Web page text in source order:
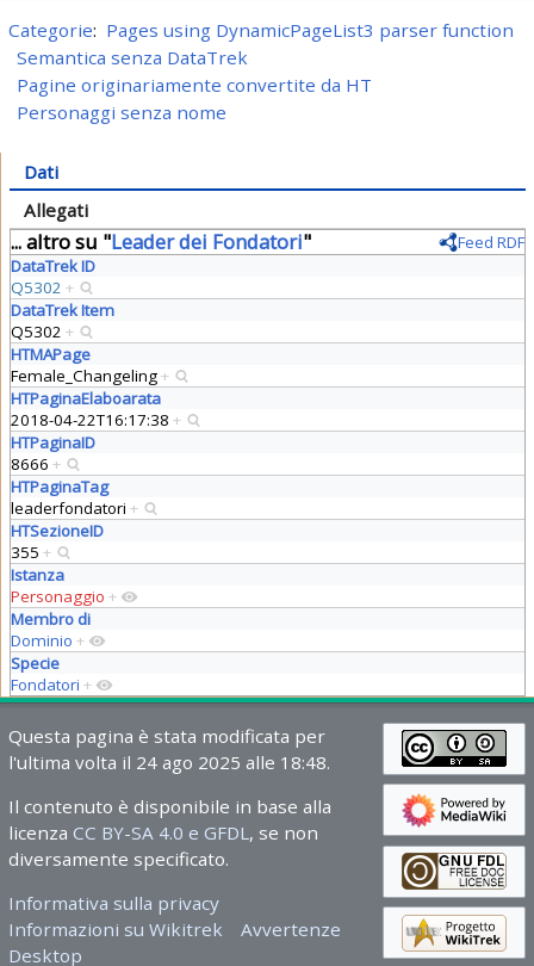
Categorie: Pages using DynamicPageList3 parser function
Semantica senza DataTrek
Pagine originariamente convertite da HT
Personaggi senza nome
Dati
Allegati
... altro su "Leader dei Fondatori"
Feed RDF
DataTrek ID
Q5302 +
DataTrek Item
Q5302 +
HTMAPage
Female_Changeling+
HTPaginaElaboarata
2018-04-22T16:17:38 +
HTPaginaID
8666 +
HTPaginaTag
leaderfondatori +
HTSezioneID
355 +
Istanza
Personaggio +
Membro di
Dominio +
Specie
Fondatori +
Questa pagina è stata modificata per
l'ultima volta il 24 ago 2025 alle 18:48.
Il contenuto è disponibile in base alla
licenza CC BY-SA 4.0 e GFDL , se non
diversamente specificato.
Informativa sulla privacy
Informazioni su Wikitrek
Avvertenze
Desktop